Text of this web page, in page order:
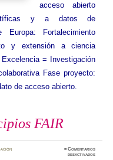
acceso abierto
y a datos de
Europa: Fortalecimiento
y extensión a ciencia
= Investigación
Fase proyecto:
de acceso abierto.
FAIR
≈Comentarios
desactivadosen